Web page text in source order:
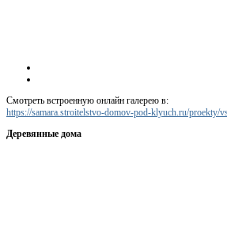
Смотреть встроенную онлайн галерею в:
https://samara.stroitelstvo-domov-pod-klyuch.ru/proekty/
Деревянные дома